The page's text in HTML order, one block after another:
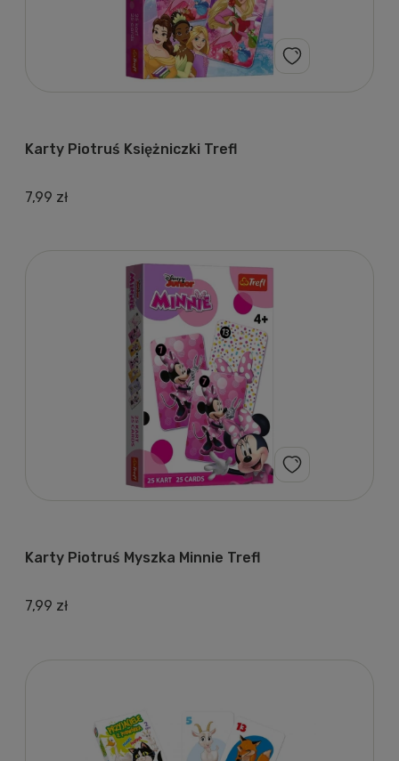
Karty Piotruś Księżniczki Trefl
7,99 zł
Karty Piotruś Myszka Minnie Trefl
7,99 zł